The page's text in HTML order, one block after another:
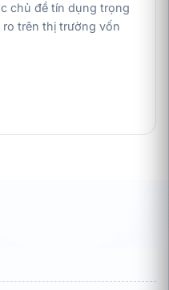
chủ đề tín dụng trọng
ro trên thị trường vốn